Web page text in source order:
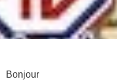
Bonjour